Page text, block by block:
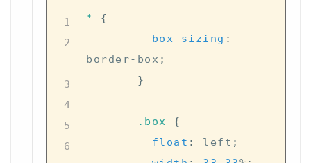
*
{
box-sizing :
border-box ;
}
.box
{
float : left ;